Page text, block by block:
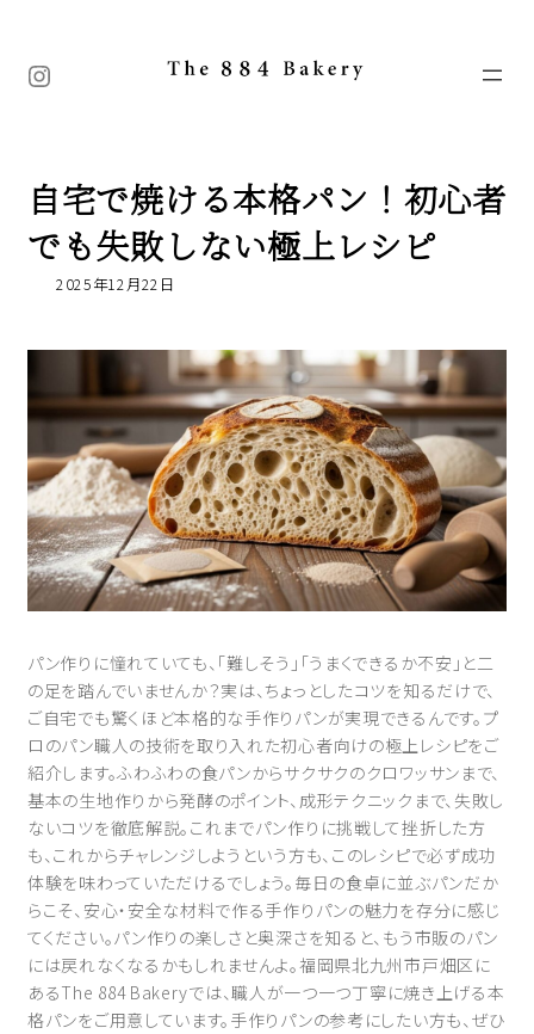
Instagram
自宅で焼ける本格パン！初心者
でも失敗しない極上レシピ
2025年12月22日
パン作りに憧れていても、「難しそう」「うまくできるか不安」と二
の足を踏んでいませんか？実は、ちょっとしたコツを知るだけで、
ご自宅でも驚くほど本格的な手作りパンが実現できるんです。プ
ロのパン職人の技術を取り入れた初心者向けの極上レシピをご
紹介します。ふわふわの食パンからサクサクのクロワッサンまで、
基本の生地作りから発酵のポイント、成形テクニックまで、失敗し
ないコツを徹底解説。これまでパン作りに挑戦して挫折した方
も、これからチャレンジしようという方も、このレシピで必ず成功
体験を味わっていただけるでしょう。毎日の食卓に並ぶパンだか
らこそ、安心・安全な材料で作る手作りパンの魅力を存分に感じ
てください。パン作りの楽しさと奥深さを知ると、もう市販のパン
には戻れなくなるかもしれませんよ。福岡県北九州市戸畑区に
あるThe 884 Bakeryでは、職人が一つ一つ丁寧に焼き上げる本
格パンをご用意しています。手作りパンの参考にしたい方も、ぜひ